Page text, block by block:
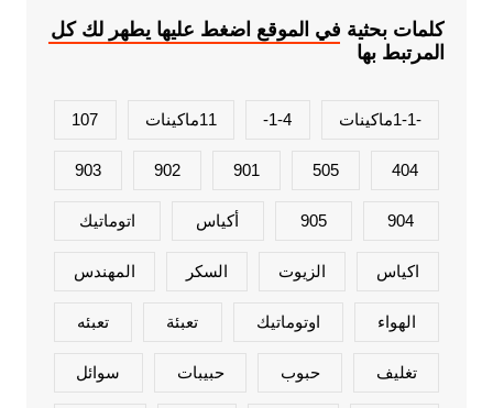
كلمات بحثية في الموقع اضغط عليها يطهر لك كل
المرتبط بها
-1-1ماكينات 1-4- 11ماكينات 107
404
505
901
902
903
904
905 أكياس اتوماتيك
اكياس الزيوت السكر المهندس
الهواء اوتوماتيك تعبئة تعبئه
تغليف حبوب حبيبات سوائل